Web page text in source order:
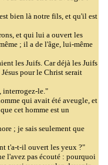
bien là notre fils, et qu'il est
et qui lui a ouvert les
; il a de l'âge, lui-même
les Juifs. Car déjà les Juifs
pour le Christ serait
interrogez-le."
qui avait été aveugle, et
cet homme est un
; je sais seulement que
t'a-t-il ouvert les yeux ?"
l'avez pas écouté : pourquoi